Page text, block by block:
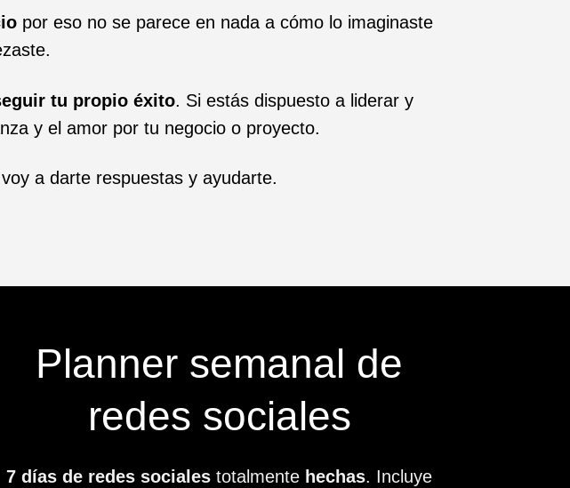
por eso no se parece en nada a cómo lo imaginaste
tu propio éxito. Si estás dispuesto a liderar y
y el amor por tu negocio o proyecto.
a darte respuestas y ayudarte.
Planner semanal de
redes sociales
7 días de redes sociales totalmente hechas. Incluye